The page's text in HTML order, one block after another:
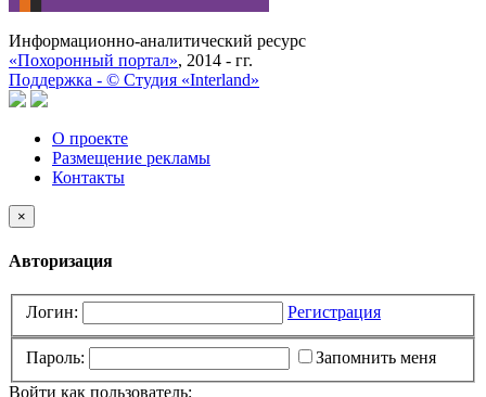
Информационно-аналитический ресурс
«Похоронный портал», 2014 - гг.
Поддержка - © Cтудия «Interland»
О проекте
Размещение рекламы
Контакты
×
Авторизация
Логин: Регистрация
Пароль:
Запомнить меня
Войти как пользователь: